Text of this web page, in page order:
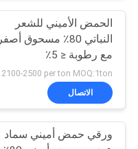
اتصل
اطلب
اقتباس
الحمض الأميني للشعر
النباتي 80٪ مسحوق أصفر
مع رطوبة ≤ 5٪
الاتصال
ورقي حمض أميني سماد